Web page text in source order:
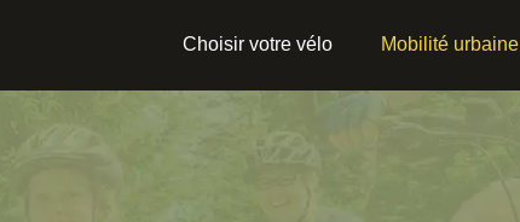
Choisir votre vélo Mobilité urbaine